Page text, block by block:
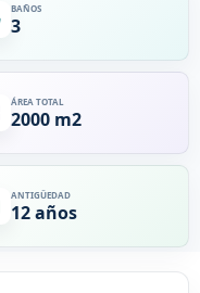
BAÑOS
3
ÁREA TOTAL
2000 m2
ANTIGÜEDAD
12 años